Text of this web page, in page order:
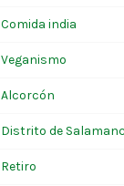
Comida india
Veganismo
Alcorcón
Distrito de
Retiro